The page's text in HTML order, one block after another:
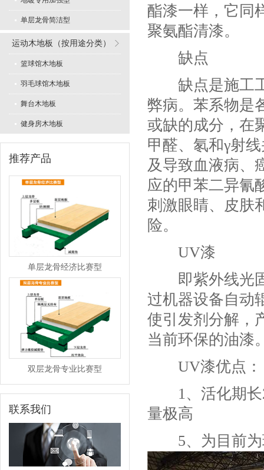
单层龙骨简洁型
运动木地板（按用途分类）
篮球馆木地板
羽毛球馆木地板
舞台木地板
健身房木地板
推荐产品
板式龙骨经济训练型
单层龙骨经济比赛型
双层龙骨专业比赛型
主副龙骨专业训练型
联系我们
酯漆一样，它同
聚氨酯清漆。
缺点
缺点是施工工
弊病。苯系物是
或缺的成分，在
甲醛、氡和γ射
及导致血液病、
应的甲苯二异氰
刺激眼睛、皮肤
险。
UV漆
即紫外线光固
过机器设备自动
使引发剂分解，
当前环保的油漆
UV漆优点：
1、活化期长2
量极高
5、为目前为